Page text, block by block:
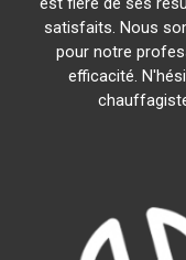
satisfaits. Nous
pour notre
efficacité.